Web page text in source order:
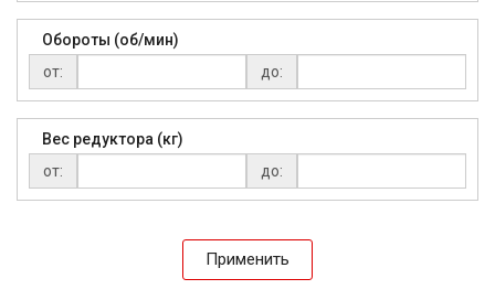
Обороты (об/мин)
от:
до:
Вес редуктора (кг)
от:
до:
Применить